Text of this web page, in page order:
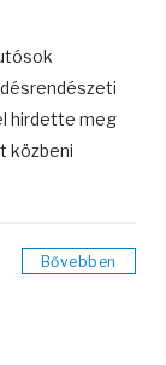
hirdette meg
közbeni
Bővebben